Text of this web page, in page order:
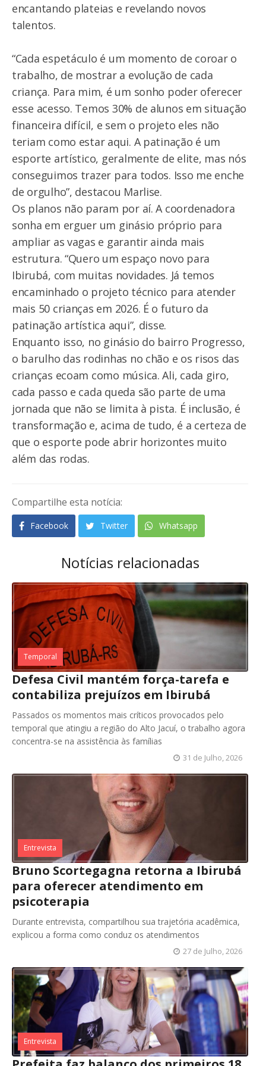
encantando plateias e revelando novos
talentos.
“Cada espetáculo é um momento de coroar o
trabalho, de mostrar a evolução de cada
criança. Para mim, é um sonho poder oferecer
esse acesso. Temos 30% de alunos em situação
financeira difícil, e sem o projeto eles não
teriam como estar aqui. A patinação é um
esporte artístico, geralmente de elite, mas nós
conseguimos trazer para todos. Isso me enche
de orgulho”, destacou Marlise.
Os planos não param por aí. A coordenadora
sonha em erguer um ginásio próprio para
ampliar as vagas e garantir ainda mais
estrutura. “Quero um espaço novo para
Ibirubá, com muitas novidades. Já temos
encaminhado o projeto técnico para atender
mais 50 crianças em 2026. É o futuro da
patinação artística aqui”, disse.
Enquanto isso, no ginásio do bairro Progresso,
o barulho das rodinhas no chão e os risos das
crianças ecoam como música. Ali, cada giro,
cada passo e cada queda são parte de uma
jornada que não se limita à pista. É inclusão, é
transformação e, acima de tudo, é a certeza de
que o esporte pode abrir horizontes muito
além das rodas.
Compartilhe esta notícia:
Facebook Twitter Whatsapp
Notícias relacionadas
Temporal
Defesa Civil mantém força-tarefa e
contabiliza prejuízos em Ibirubá
Passados os momentos mais críticos provocados pelo
temporal que atingiu a região do Alto Jacuí, o trabalho agora
concentra-se na assistência às famílias
31 de Julho, 2026
Entrevista
Bruno Scortegagna retorna a Ibirubá
para oferecer atendimento em
psicoterapia
Durante entrevista, compartilhou sua trajetória acadêmica,
explicou a forma como conduz os atendimentos
27 de Julho, 2026
Entrevista